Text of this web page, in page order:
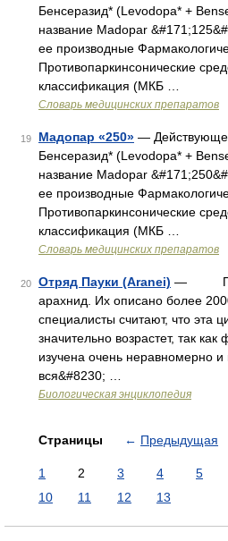
Бенсеразид* (Levodopa* +
название Madopar
ее производные
Противопаркинсонические
классификация (МКБ …
Словарь медицинских препаратов
19 Мадопар «250» —
Бенсеразид* (Levodopa* +
название Madopar
ее производные
Противопаркинсонические
классификация (МКБ …
Словарь медицинских препаратов
20 Отряд Пауки (Aranei) —
арахнид. Их описано более
специалисты считают, что эта
значительно возрастет, так
изучена очень неравномерно
вся&#8230; …
Биологическая энциклопедия
Страницы ← Предыдущая
1 2 3 4 5
10
11 12 13